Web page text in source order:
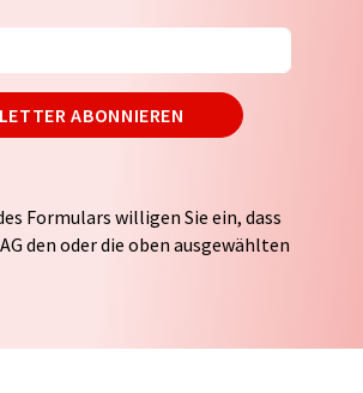
ABONNIEREN
Formulars willigen Sie ein, dass
den oder die oben ausgewählten
zusendet. Ihre Daten werden
. LUMITOS darf